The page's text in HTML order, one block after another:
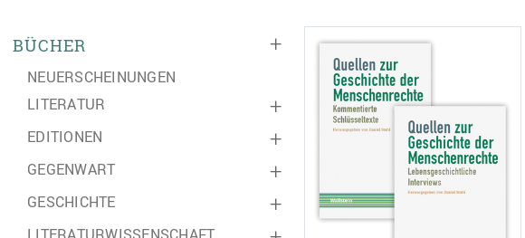
+
BÜCHER
NEUERSCHEINUNGEN
+
LITERATUR
+
EDITIONEN
+
GEGENWART
+
GESCHICHTE